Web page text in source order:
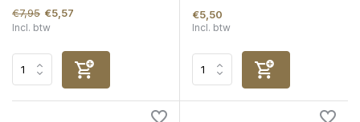
€7,95 €5,57
Incl. btw
€5,50
Incl. btw